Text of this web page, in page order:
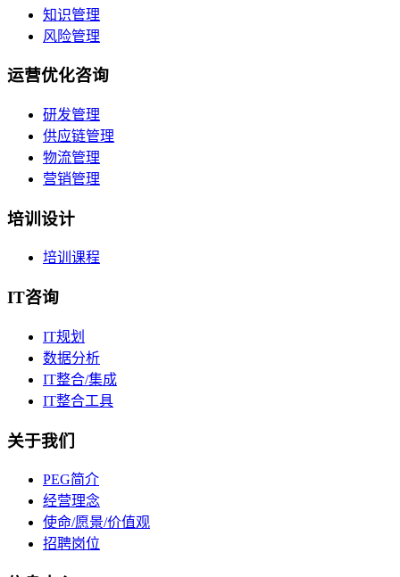
知识管理
风险管理
运营优化咨询
研发管理
供应链管理
物流管理
营销管理
培训设计
培训课程
IT咨询
IT规划
数据分析
IT整合/集成
IT整合工具
关于我们
PEG简介
经营理念
使命/愿景/价值观
招聘岗位